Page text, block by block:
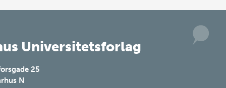
Universitetsforlag
25
N